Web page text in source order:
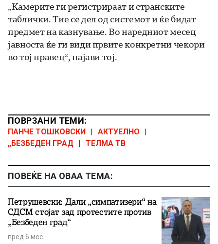
„Камерите ги регистрираат и странските
таблички. Тие се дел од системот и ќе бидат
предмет на казнување. Во наредниот месец
јавноста ќе ги види првите конкретни чекори
во тој правец“, најави тој.
ПОВРЗАНИ ТЕМИ:
ПАНЧЕ ТОШКОВСКИ АКТУЕЛНО
„БЕЗБЕДЕН ГРАД
ТЕЛМА ТВ
ПОВЕЌЕ НА ОВАА ТЕМА:
Петрушевски: Дали „симпатизери“ на
СДСМ стојат зад протестите против
„Безбеден град“
пред 6 мес.